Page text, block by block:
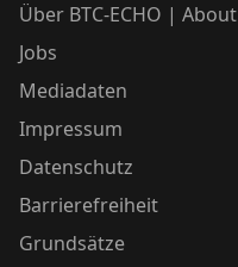
Über BTC-ECHO | About
Jobs
Mediadaten
Impressum
Datenschutz
Barrierefreiheit
Grundsätze